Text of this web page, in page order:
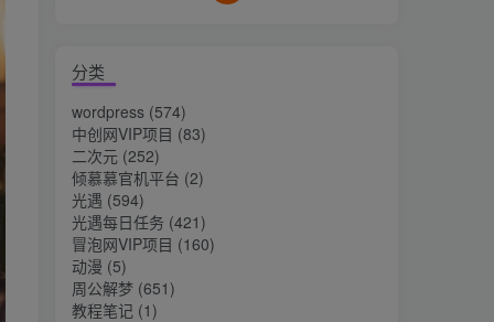
分类
wordpress (574)
中创网VIP项目 (83)
二次元 (252)
倾慕慕官机平台 (2)
光遇 (594)
光遇每日任务 (421)
冒泡网VIP项目 (160)
动漫 (5)
周公解梦 (651)
教程笔记 (1)